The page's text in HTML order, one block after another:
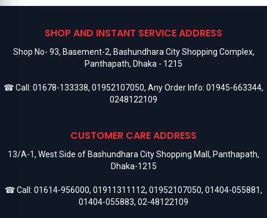
SHOP AND INSTANT SERVICE ADDRESS
Shop No- 93, Basement-2, Bashundhara City Shopping Complex,
Panthapath, Dhaka - 1215
☎ Call: 01678-133338, 01952107050, Any Order Info: 01945-663344,
0248122109
CUSTOMER CARE ADDRESS
13/A-1, West Side of Bashundhara City Shopping Mall, Panthapath,
Dhaka-1215
☎ Call: 01614-956000, 01911311112, 01952107050, 01404-055881,
01404-055883, 02-48122109